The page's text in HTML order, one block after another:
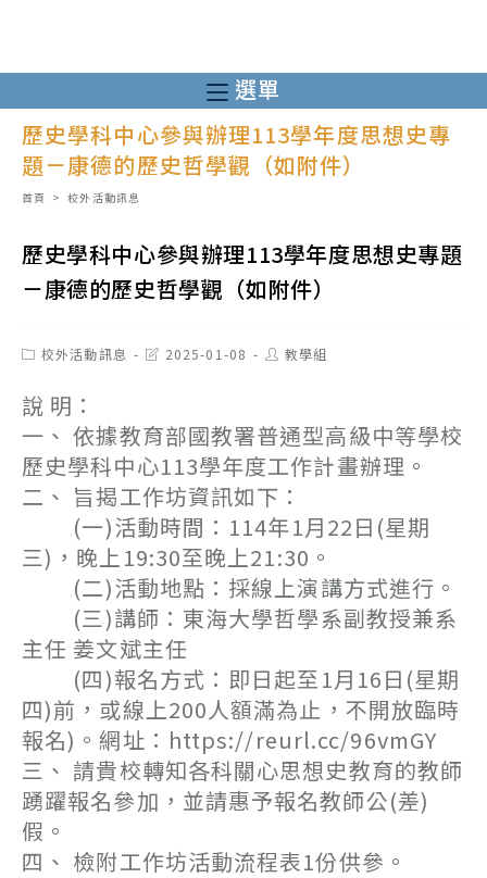
至
主
要
選單
歷史學科中心參與辦理113學年度思想史專
題－康德的歷史哲學觀（如附件）
首頁 > 校外活動訊息
歷史學科中心參與辦理113學年度思想史專題
－康德的歷史哲學觀（如附件）
Post校外活動訊息
Post2025-01-08
Post教學組
說 明：
一、 依據教育部國教署普通型高級中等學校
歷史學科中心113學年度工作計畫辦理。
二、 旨揭工作坊資訊如下：
(一)活動時間：114年1月22日(星期
三)，晚上19:30至晚上21:30。
(二)活動地點：採線上演講方式進行。
(三)講師：東海大學哲學系副教授兼系
主任 姜文斌主任
(四)報名方式：即日起至1月16日(星期
四)前，或線上200人額滿為止，不開放臨時
報名)。網址：https://reurl.cc/96vmGY
三、 請貴校轉知各科關心思想史教育的教師
踴躍報名參加，並請惠予報名教師公(差)
假。
四、 檢附工作坊活動流程表1份供參。